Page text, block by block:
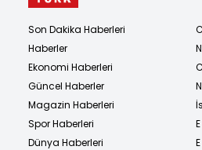
Son Dakika Haberleri
Haberler
Ekonomi Haberleri
Güncel Haberler
Magazin Haberleri
Spor Haberleri
Dünya Haberleri